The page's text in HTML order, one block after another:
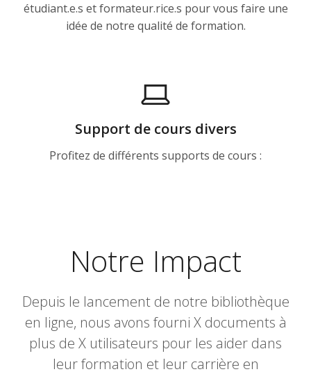
étudiant.e.s et formateur.rice.s pour vous faire une
idée de notre qualité de formation.
Support de cours divers
Profitez de différents supports de cours :
Notre Impact
Depuis le lancement de notre bibliothèque
en ligne, nous avons fourni X documents à
plus de X utilisateurs pour les aider dans
leur formation et leur carrière en